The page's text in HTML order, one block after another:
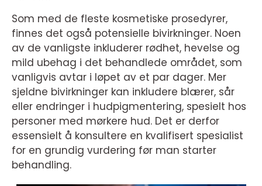
Som med de fleste kosmetiske prosedyrer,
finnes det også potensielle bivirkninger. Noen
av de vanligste inkluderer rødhet, hevelse og
mild ubehag i det behandlede området, som
vanligvis avtar i løpet av et par dager. Mer
sjeldne bivirkninger kan inkludere blærer, sår
eller endringer i hudpigmentering, spesielt hos
personer med mørkere hud. Det er derfor
essensielt å konsultere en kvalifisert spesialist
for en grundig vurdering før man starter
behandling.